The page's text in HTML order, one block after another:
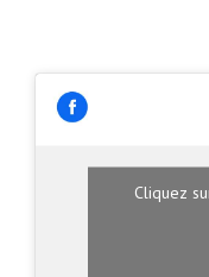
Cliquez